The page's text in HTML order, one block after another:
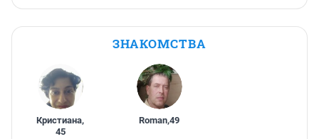
ЗНАКОМСТВА
Кристиана,
45
Roman,49